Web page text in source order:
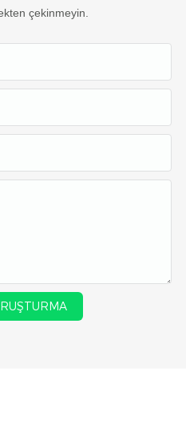
çekinmeyin.